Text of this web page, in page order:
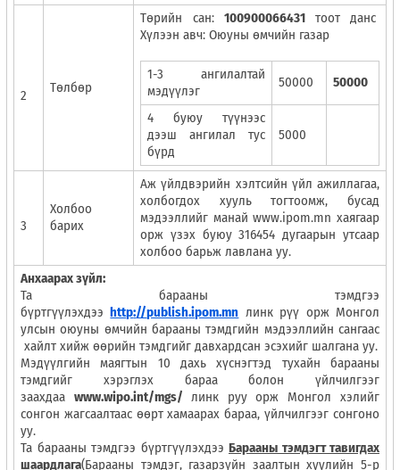
2 Төлбөр
Төрийн сан: 100900066431
тоот данс
Хүлээн авч: Оюуны өмчийн газар
1-3 ангилалтай
мэдүүлэг
50000 50000
4 буюу түүнээс
дээш ангилал тус
бүрд
5000
3
Холбоо
барих
Аж үйлдвэрийн хэлтсийн үйл ажиллагаа,
холбогдох хууль тогтоомж, бусад
мэдээллийг манай www.ipom.mn хаягаар
орж үзэх буюу 316454 дугаарын утсаар
холбоо барьж лавлана уу.
Анхаарах зүйл:
Та барааны тэмдгээ
бүртгүүлэхдээhttp://publish.ipom.mn линк рүү орж Монгол
улсын оюуны өмчийн барааны тэмдгийн мэдээллийн сангаас
хайлт хийж өөрийн тэмдгийг давхардсан эсэхийг шалгана уу.
Мэдүүлгийн маягтын 10 дахь хүснэгтэд тухайн барааны
тэмдгийг хэрэглэх бараа болон үйлчилгээг
заахдаа www.wipo.int/mgs/ линк руу орж Монгол хэлийг
сонгон жагсаалтаас өөрт хамаарах бараа, үйлчилгээг сонгоно
уу.
Та барааны тэмдгээ бүртгүүлэхдээ Барааны тэмдэгт тавигдах
шаардлага(Барааны тэмдэг, газарзүйн заалтын хуулийн 5-р